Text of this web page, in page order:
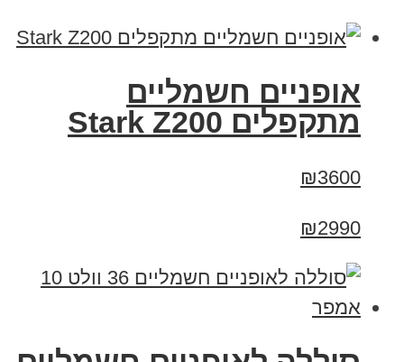
‏אופניים חשמליים
‏מתקפלים Stark Z200
₪3600
₪2990